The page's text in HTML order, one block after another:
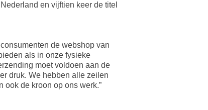
en vijftien keer de titel
de webshop van
als in onze fysieke
moet voldoen aan de
druk. We hebben alle zeilen
ook de kroon op ons werk.”